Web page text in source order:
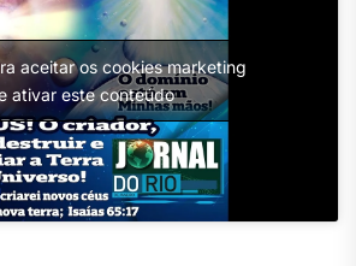
aceitar os cookies marketing
ativar este conteúdo